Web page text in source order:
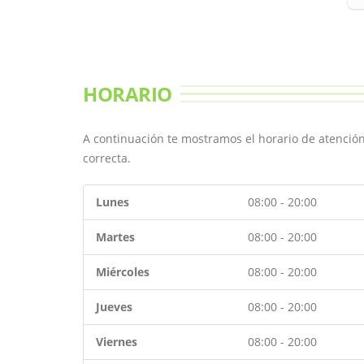
HORARIO
A continuación te mostramos el horario de
correcta.
Lunes 08:00 - 20:00
Martes 08:00 - 20:00
Miércoles 08:00 - 20:00
Jueves 08:00 - 20:00
Viernes 08:00 - 20:00